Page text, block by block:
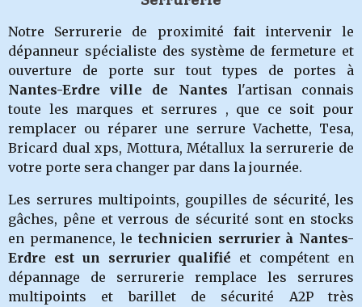
Notre Serrurerie de proximité fait intervenir le
dépanneur spécialiste des système de fermeture et
ouverture de porte sur tout types de portes à
Nantes-Erdre ville de Nantes
l'artisan connais
toute les marques et serrures , que ce soit pour
remplacer ou réparer une serrure Vachette, Tesa,
Bricard dual xps, Mottura, Métallux la serrurerie de
votre porte sera changer par dans la journée.
Les serrures multipoints, goupilles de sécurité, les
gâches, pêne et verrous de sécurité sont en stocks
en permanence, le technicien serrurier à Nantes-
Erdre est un serrurier qualifié et compétent en
dépannage de serrurerie remplace les serrures
multipoints et barillet de sécurité A2P très